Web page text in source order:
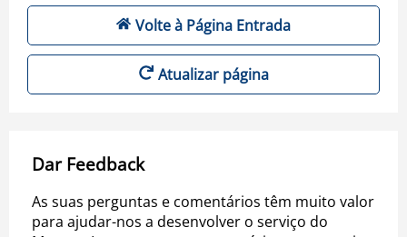
Volte à Página Entrada
Atualizar página
Dar Feedback
As suas perguntas e comentários têm muito valor
para ajudar-nos a desenvolver o serviço do